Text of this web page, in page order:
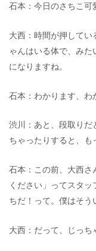
石本：今日のさちこ可
大西：時間が押して
ゃんはいる体で、み
になりますね。
石本：わかります、わ
渋川：あと、段取りだ
ちゃったりすると、も
石本：この前、大西さ
ください」ってスタ
ちだ！って。僕はそう
大西：だって、じっち